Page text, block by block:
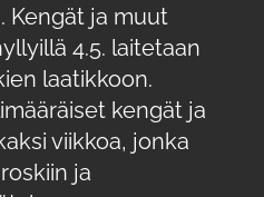
Kengät ja muut
4.5. laitetaan
laatikkoon.
kengät ja
viikkoa, jonka
ja